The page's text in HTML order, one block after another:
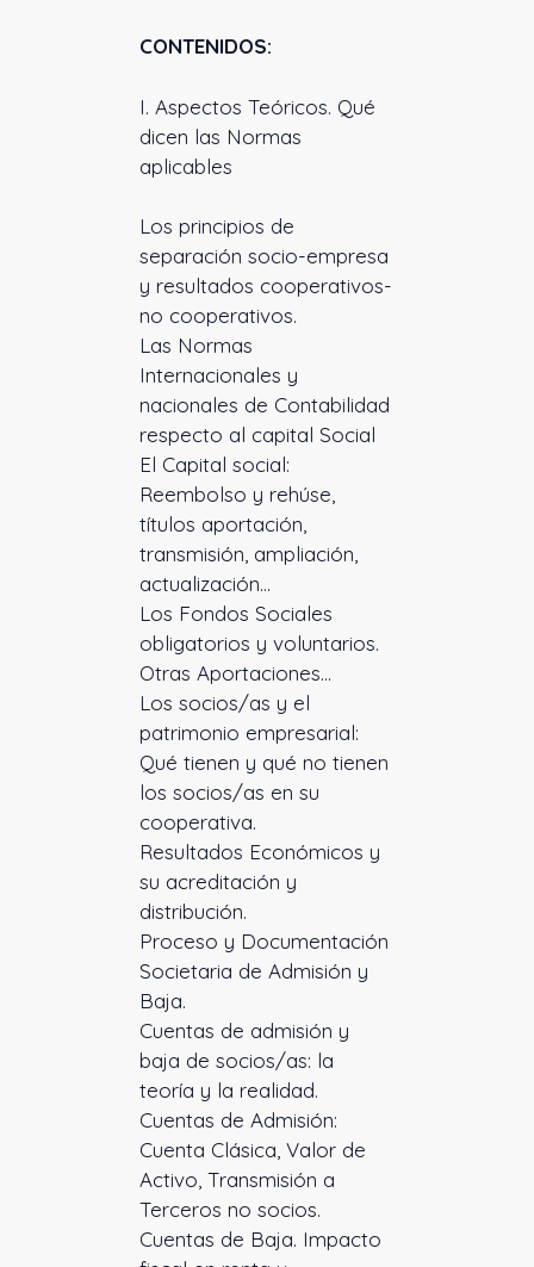
CONTENIDOS:
I. Aspectos Teóricos. Qué
dicen las Normas
aplicables
Los principios de
separación socio-empresa
y resultados cooperativos-
no cooperativos.
Las Normas
Internacionales y
nacionales de Contabilidad
respecto al capital Social
El Capital social:
Reembolso y rehúse,
títulos aportación,
transmisión, ampliación,
actualización…
Los Fondos Sociales
obligatorios y voluntarios.
Otras Aportaciones…
Los socios/as y el
patrimonio empresarial:
Qué tienen y qué no tienen
los socios/as en su
cooperativa.
Resultados Económicos y
su acreditación y
distribución.
Proceso y Documentación
Societaria de Admisión y
Baja.
Cuentas de admisión y
baja de socios/as: la
teoría y la realidad.
Cuentas de Admisión:
Cuenta Clásica, Valor de
Activo, Transmisión a
Terceros no socios.
Cuentas de Baja. Impacto